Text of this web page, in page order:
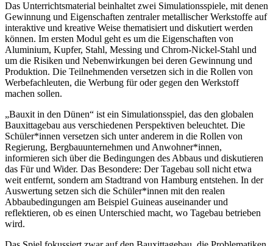
Das Unterrichtsmaterial beinhaltet zwei Simulationsspiele, mit denen
Gewinnung und Eigenschaften zentraler metallischer Werkstoffe auf
interaktive und kreative Weise thematisiert und diskutiert werden
können. Im ersten Modul geht es um die Eigenschaften von
Aluminium, Kupfer, Stahl, Messing und Chrom-Nickel-Stahl und
um die Risiken und Nebenwirkungen bei deren Gewinnung und
Produktion. Die Teilnehmenden versetzen sich in die Rollen von
Werbefachleuten, die Werbung für oder gegen den Werkstoff
machen sollen.
„Bauxit in den Dünen“ ist ein Simulationsspiel, das den globalen
Bauxittagebau aus verschiedenen Perspektiven beleuchtet. Die
Schüler*innen versetzen sich unter anderem in die Rollen von
Regierung, Bergbauunternehmen und Anwohner*innen,
informieren sich über die Bedingungen des Abbaus und diskutieren
das Für und Wider. Das Besondere: Der Tagebau soll nicht etwa
weit entfernt, sondern am Stadtrand von Hamburg entstehen. In der
Auswertung setzen sich die Schüler*innen mit den realen
Abbaubedingungen am Beispiel Guineas auseinander und
reflektieren, ob es einen Unterschied macht, wo Tagebau betrieben
wird.